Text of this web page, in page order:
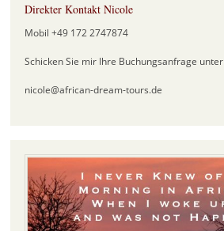
Direkter Kontakt Nicole
Mobil +49 172 2747874
Schicken Sie mir Ihre Buchungsanfrage unter
nicole@african-dream-tours.de